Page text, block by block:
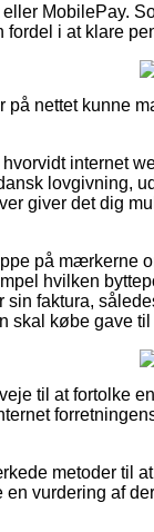
MobilePay.
i at klare
på nettet kunne
internet
lovgivning,
giver det dig
på mærkerne
hvilken
sin faktura,
skal købe gave
til at fortolke
metoder til
vurdering af